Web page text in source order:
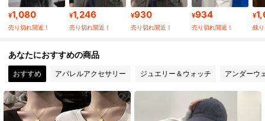
4.85 87K フォロワー
4.85 87K フォロワー
4.85 87K フォロワー
¥1,080
売り切れ間近！
¥1,246
売り切れ間近！
¥930
売り切れ間近！
¥934
売り切れ間近！
¥
残
あなたにおすすめの商品
おすすめ アパレルアクセサリー ジュエリー＆ウォッチ アンダーウ